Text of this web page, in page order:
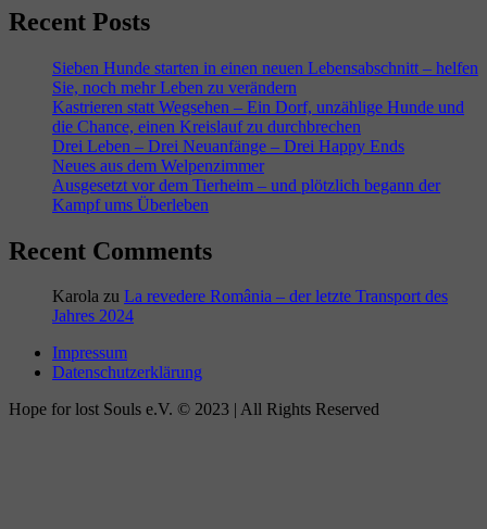
Recent Posts
Sieben Hunde starten in einen neuen Lebensabschnitt – helfen
Sie, noch mehr Leben zu verändern
Kastrieren statt Wegsehen – Ein Dorf, unzählige Hunde und
die Chance, einen Kreislauf zu durchbrechen
Drei Leben – Drei Neuanfänge – Drei Happy Ends
Neues aus dem Welpenzimmer
Ausgesetzt vor dem Tierheim – und plötzlich begann der
Kampf ums Überleben
Recent Comments
Karola zu La revedere România – der letzte Transport des
Jahres 2024
Impressum
Datenschutzerklärung
Hope for lost Souls e.V. © 2023 | All Rights Reserved